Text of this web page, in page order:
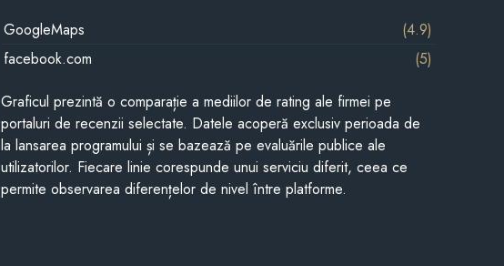
GoogleMaps
(4.9)
facebook.com
(5)
Graficul prezintă o comparație a mediilor de rating ale firmei pe
portaluri de recenzii selectate. Datele acoperă exclusiv perioada de
la lansarea programului și se bazează pe evaluările publice ale
utilizatorilor. Fiecare linie corespunde unui serviciu diferit, ceea ce
permite observarea diferențelor de nivel între platforme.